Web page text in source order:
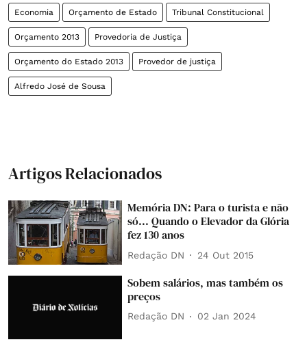
Economia Orçamento de Estado Tribunal Constitucional
Orçamento 2013 Provedoria de Justiça
Orçamento do Estado 2013 Provedor de justiça
Alfredo José de Sousa
Artigos Relacionados
Memória DN: Para o turista e não
só... Quando o Elevador da Glória
fez 130 anos
Redação DN 24 Out 2015
Sobem salários, mas também os
preços
Redação DN 02 Jan 2024